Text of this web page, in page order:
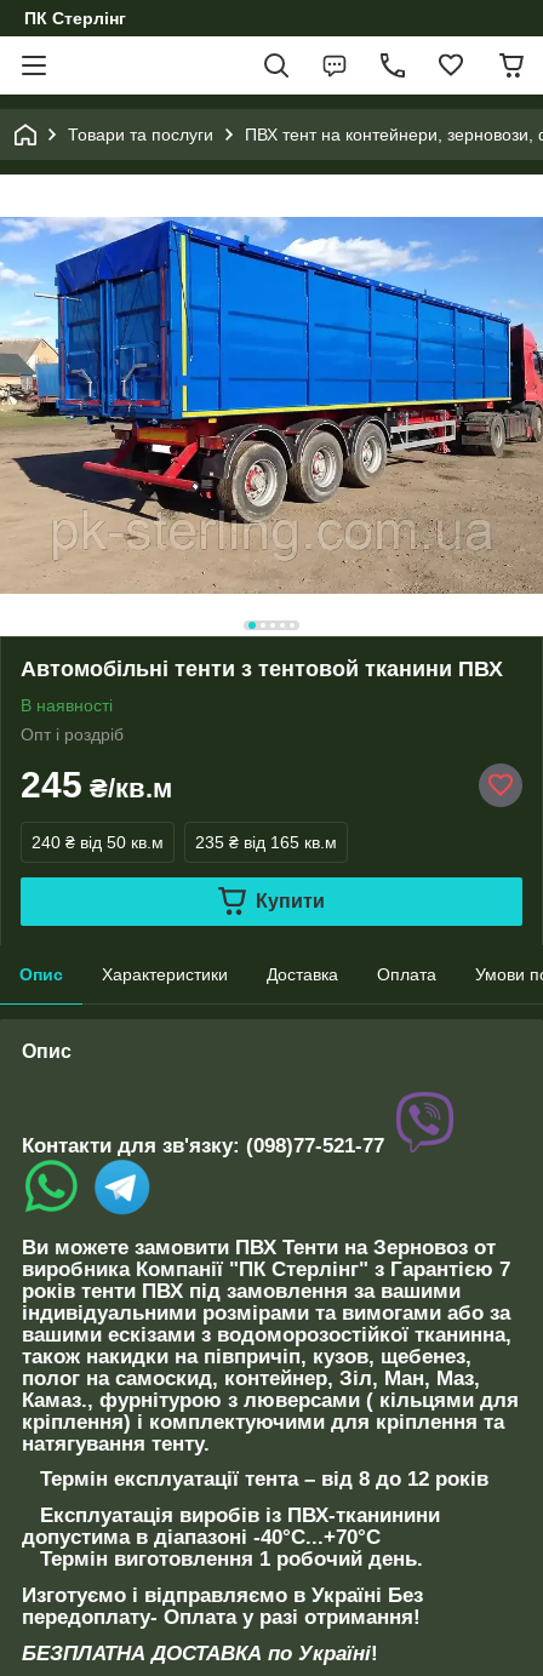
ПК Стерлінг
Товари та послуги ПВХ тент на контейнери, зерновози,
Автомобільні тенти з тентовой тканини ПВХ
В наявності
Опт і роздріб
245 ₴/кв.м
240 ₴ від 50 кв.м 235 ₴ від 165 кв.м
Купити
Опис Характеристики Доставка Оплата Умови
Опис
Контакти для зв'язку: (098)77-521-77
Ви можете замовити ПВХ Тенти на Зерновоз от
виробникаКомпанії "ПК Стерлінг" з Гарантією 7
років тенти ПВХ під замовлення за вашими
індивідуальними розмірами та вимогами або за
вашими ескізами з водоморозостійкої тканинна,
також накидки на півпричіп, кузов, щебенез,
полог на самоскид, контейнер, Зіл, Ман, Маз,
Камаз., фурнітурою з люверсами ( кільцями для
кріплення) і комплектуючими для кріплення та
натягування тенту.
Термін експлуатації тента – від 8 до 12 років
Експлуатація виробів із ПВХ-тканинини
допустима в діапазоні -40°C...+70°C
Термін виготовлення 1 робочий день.
Изготуємо і відправляємо в Україні Без
передоплату- Оплата у разі отримання!
БЕЗПЛАТНА ДОСТАВКА по Україні!